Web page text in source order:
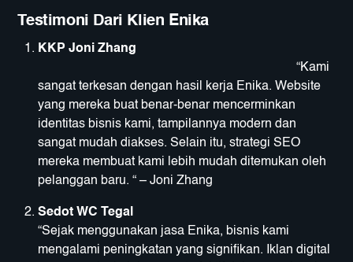
Testimoni Dari Klien Enika
KKP Joni Zhang
“Kami
sangat terkesan dengan hasil kerja Enika. Website
yang mereka buat benar-benar mencerminkan
identitas bisnis kami, tampilannya modern dan
sangat mudah diakses. Selain itu, strategi SEO
mereka membuat kami lebih mudah ditemukan oleh
pelanggan baru. “ – Joni Zhang
Sedot WC Tegal
“Sejak menggunakan jasa Enika, bisnis kami
mengalami peningkatan yang signifikan. Iklan digital